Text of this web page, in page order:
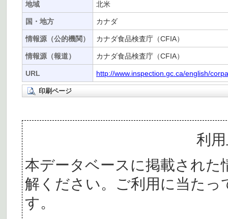
地域 北米
国・地方 カナダ
情報源（公的機関） カナダ食品検査庁（CFIA）
情報源（報道） カナダ食品検査庁（CFIA）
URL http://www.inspection.gc.ca/english/
印刷ページ
利
本データベースに掲載された
解ください。ご利用に当た
す。